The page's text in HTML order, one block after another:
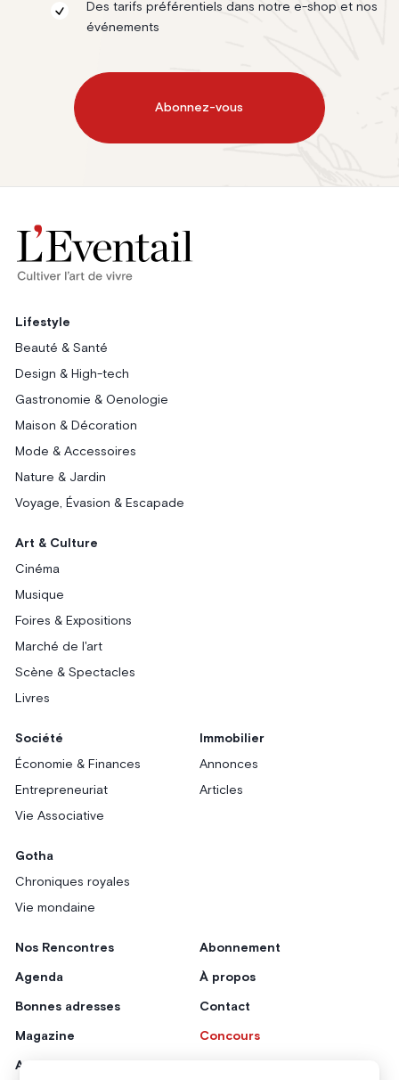
Des tarifs préférentiels dans notre e-shop et nos
événements
Abonnez-vous
Lifestyle
Beauté & Santé
Design & High-tech
Gastronomie & Oenologie
Maison & Décoration
Mode & Accessoires
Nature & Jardin
Voyage, Évasion & Escapade
Art & Culture
Cinéma
Musique
Foires & Expositions
Marché de l'art
Scène & Spectacles
Livres
Société
Économie & Finances
Entrepreneuriat
Vie Associative
Immobilier
Annonces
Articles
Gotha
Chroniques royales
Vie mondaine
Nos Rencontres
Agenda
Bonnes adresses
Magazine
Annonceurs
Abonnement
À propos
Contact
Concours